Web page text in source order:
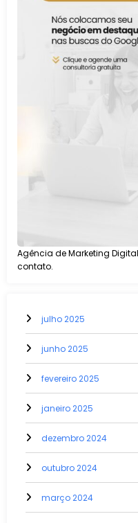
Agência de Marketing
contato.
julho 2025
junho 2025
fevereiro 2025
janeiro 2025
dezembro 2024
outubro 2024
março 2024